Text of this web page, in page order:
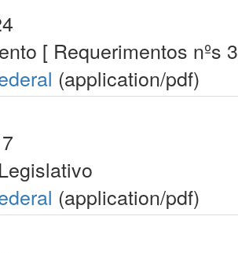
[ Requerimentos nºs
(application/pdf)
(application/pdf)